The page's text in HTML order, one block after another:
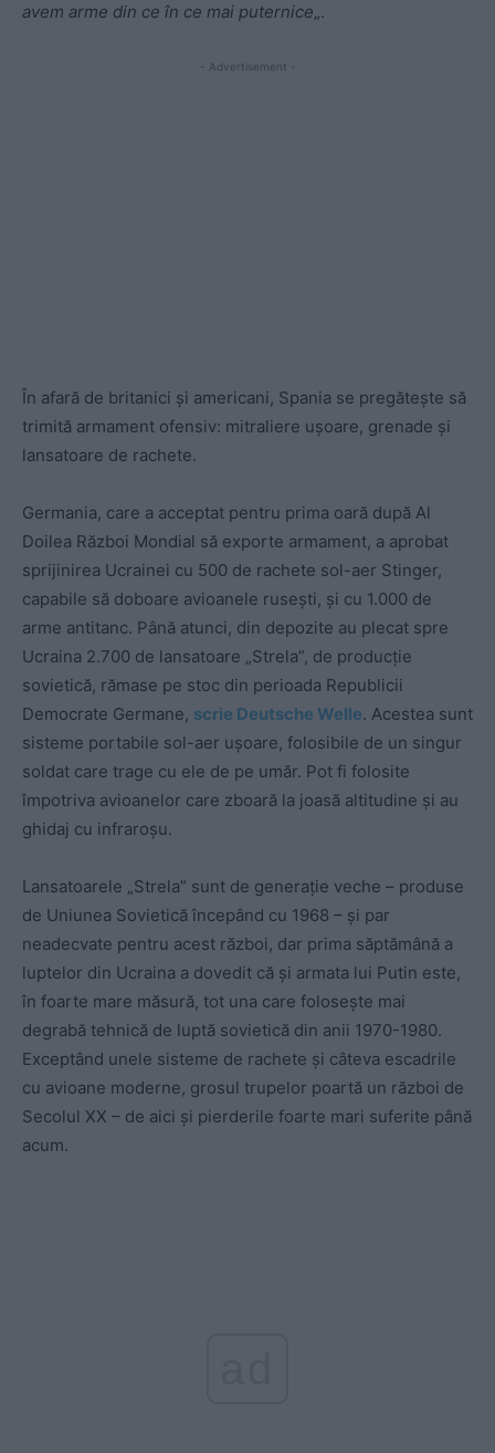
avem arme din ce în ce mai puternice„.
- Advertisement -
În afară de britanici și americani, Spania se pregătește să
trimită armament ofensiv: mitraliere ușoare, grenade și
lansatoare de rachete.
Germania, care a acceptat pentru prima oară după Al
Doilea Război Mondial să exporte armament, a aprobat
sprijinirea Ucrainei cu 500 de rachete sol-aer Stinger,
capabile să doboare avioanele rusești, și cu 1.000 de
arme antitanc. Până atunci, din depozite au plecat spre
Ucraina 2.700 de lansatoare „Strela”, de producție
sovietică, rămase pe stoc din perioada Republicii
Democrate Germane, scrie Deutsche Welle. Acestea sunt
sisteme portabile sol-aer ușoare, folosibile de un singur
soldat care trage cu ele de pe umăr. Pot fi folosite
împotriva avioanelor care zboară la joasă altitudine și au
ghidaj cu infraroșu.
Lansatoarele „Strela” sunt de generație veche – produse
de Uniunea Sovietică începând cu 1968 – și par
neadecvate pentru acest război, dar prima săptămână a
luptelor din Ucraina a dovedit că și armata lui Putin este,
în foarte mare măsură, tot una care folosește mai
degrabă tehnică de luptă sovietică din anii 1970-1980.
Exceptând unele sisteme de rachete și câteva escadrile
cu avioane moderne, grosul trupelor poartă un război de
Secolul XX – de aici și pierderile foarte mari suferite până
acum.